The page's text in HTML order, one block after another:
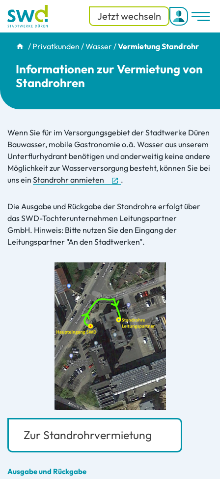
Jetzt wechseln
/ Privatkunden /Wasser/Vermietung Standrohr
Informationen zur Vermietung von
Standrohren
Wenn Sie für im Versorgungsgebiet der Stadtwerke Düren
Bauwasser, mobile Gastronomie o.ä. Wasser aus unserem
Unterflurhydrant benötigen und anderweitig keine andere
Möglichkeit zur Wasserversorgung besteht, können Sie bei
uns ein Standrohr anmieten .
Die Ausgabe und Rückgabe der Standrohre erfolgt über
das SWD-Tochterunternehmen Leitungspartner
GmbH. Hinweis: Bitte nutzen Sie den Eingang der
Leitungspartner "An den Stadtwerken".
Zur Standrohrvermietung
Ausgabe und Rückgabe